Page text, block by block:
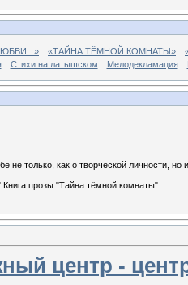
«ТАЙНА ТЁМНОЙ КОМНАТЫ»
Стихи на латышском Мелодекламация
не только, как о творческой личности,
прозы "Тайна тёмной комнаты"
центр -